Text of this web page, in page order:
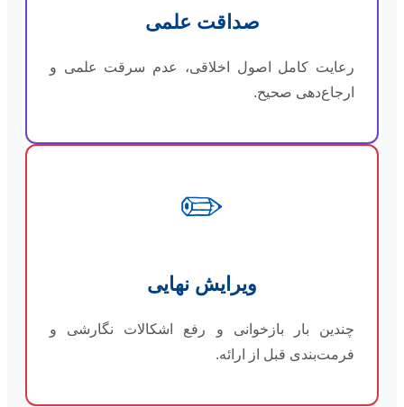
صداقت علمی
رعایت کامل اصول اخلاقی، عدم سرقت علمی و
ارجاع‌دهی صحیح.
✏️
ویرایش نهایی
چندین بار بازخوانی و رفع اشکالات نگارشی و
فرمت‌بندی قبل از ارائه.